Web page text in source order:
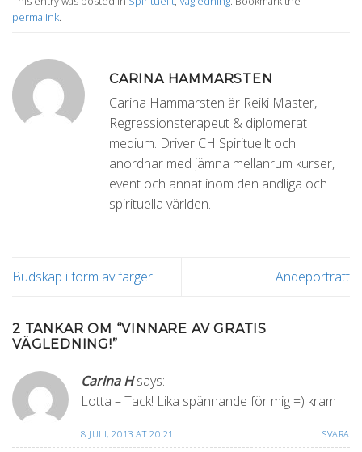
permalink.
CARINA HAMMARSTEN
Carina Hammarsten är Reiki Master,
Regressionsterapeut & diplomerat
medium. Driver CH Spirituellt och
anordnar med jämna mellanrum kurser,
event och annat inom den andliga och
spirituella världen.
Budskap i form av färger Andeporträtt
2 TANKAR OM “VINNARE AV GRATIS
VÄGLEDNING!”
Carina H says:
Lotta – Tack! Lika spännande för mig =) kram
8 JULI, 2013 AT 20:21 SVARA